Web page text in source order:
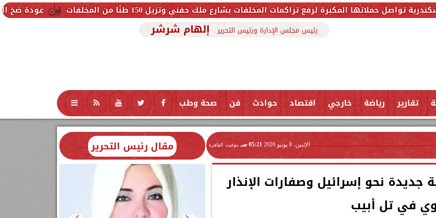
عودة ضخ المياه تدريجيًا لرفع تراكمات المخلفات بشارع ملك حفني وتزيل 150 طنًا من المخلفات
رئيس مجلس الإدارة ورئيس التحرير إلهام شرشر
تقارير رياضة خارجي اقتصاد حوادث فن صحة وطب تكنولوجيا منوعات محافظات
الإثنين، 8 يونيو 2026 05:21 صـ بتوقيت القاهرة
نحو إسرائيل وصفارات الإنذار
في تل أبيب
مقال رئيس التحرير